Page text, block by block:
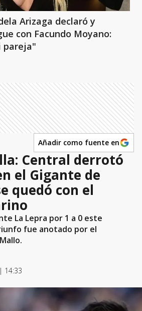
Arizaga declaró y
con Facundo Moyano:
pareja"
Añadir como fuente en
Central derrotó
el Gigante de
quedó con el
La Lepra por 1 a 0 este
fue anotado por el
14:33